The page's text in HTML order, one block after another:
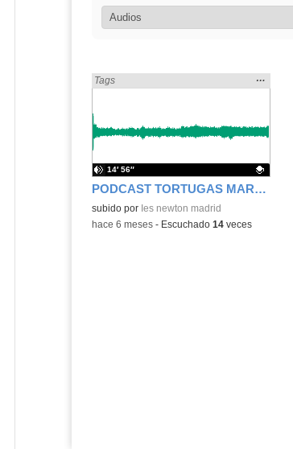
PODCAST TORTUGAS MARINAS
Encontrado «ANIMALES» en:
Tags
Mostrar
la
…
Contenido educativo.
subido por Ies newton madrid
14′ 56″
-hace 6 meses- Escuchado 14veces